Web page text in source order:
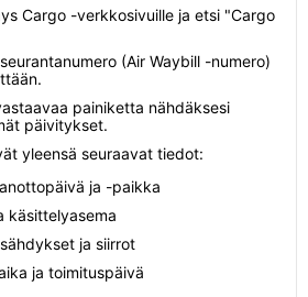
Cargo -verkkosivuille ja etsi "Cargo
(Air Waybill -numero)
painiketta nähdäksesi
päivitykset.
yleensä seuraavat tiedot:
ja -paikka
käsittelyasema
ja siirrot
ja toimituspäivä